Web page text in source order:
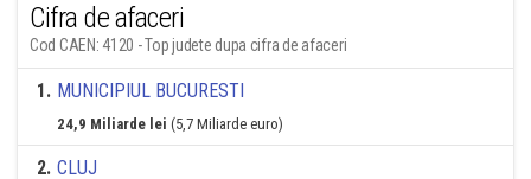
Cifra de afaceri
Cod CAEN: 4120 - Top judete dupa cifra de afaceri
1. MUNICIPIUL BUCURESTI
24,9 Miliarde lei (5,7 Miliarde euro)
2. CLUJ